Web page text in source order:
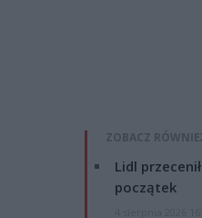
ZOBACZ
Lidl
początek